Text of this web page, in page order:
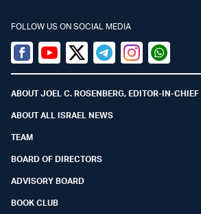
FOLLOW US ON SOCIAL MEDIA
Facebook
YoutubeTwitter (X)
TelegramInstagramWhatsapp
ABOUT JOEL C. ROSENBERG, EDITOR-IN-CHIEF
ABOUT ALL ISRAEL NEWS
TEAM
BOARD OF DIRECTORS
ADVISORY BOARD
BOOK CLUB